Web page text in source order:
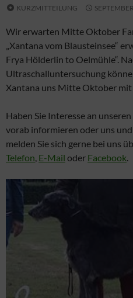
KURZMITTEILUNG
Wir erwarten Mitte Oktober
„Xantana vom Blausteinsee“
Frya Hölderlin to Oelmühle“.
Ultraschalluntersuchung
Xantana uns Mitte Oktober mit
Haben Sie Interesse an
vorab informieren oder uns
melden Sie sich gerne bei uns
Telefon, E-Mail oder Facebook.